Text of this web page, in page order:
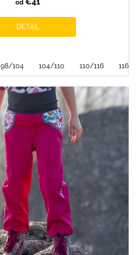
od
DETAIL
98/104 104/110 110/116 116/